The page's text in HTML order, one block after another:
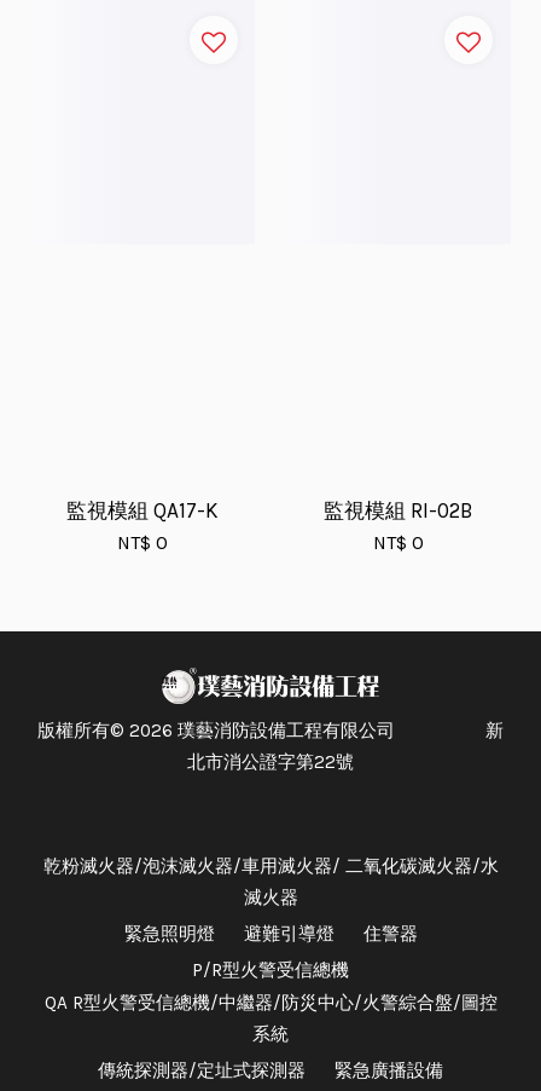
監視模組 QA17-K
NT$ 0
監視模組 RI-02B
NT$ 0
版權所有© 2026 璞藝消防設備工程有限公司 新
北市消公證字第22號
乾粉滅火器/泡沫滅火器/車用滅火器/ 二氧化碳滅火器/水
滅火器
緊急照明燈
避難引導燈
住警器
P/R型火警受信總機
QA R型火警受信總機/中繼器/防災中心/火警綜合盤/圖控
系統
傳統探測器/定址式探測器
緊急廣播設備